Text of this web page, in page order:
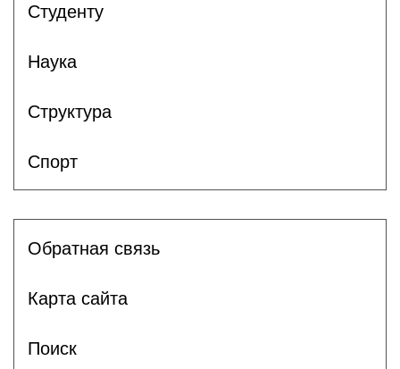
Студенту
Наука
Структура
Спорт
Обратная связь
Карта сайта
Поиск